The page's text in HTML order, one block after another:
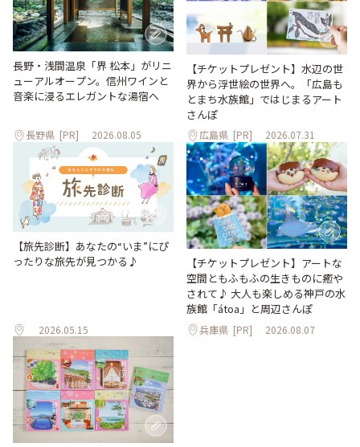
長野・浅間温泉「界 松本」がリニ
ューアルオープン。信州ワインと
音楽に浸るエレガントな湯宿へ
長野県 [PR] 2026.08.05
【チケットプレゼント】水辺の世
界から浮世絵の世界へ。「広島も
とまち水族館」ではじまるアート
さんぽ
広島県 [PR] 2026.07.31
【旅先診断】あなたの“いま”にぴ
ったりな旅先が見つかる♪
2026.05.15
【チケットプレゼント】アートな
空間ともふもふの生きものに癒や
されて♪ 大人も楽しめる神戸の水
族館「átoa」と周辺さんぽ
兵庫県 [PR] 2026.08.07